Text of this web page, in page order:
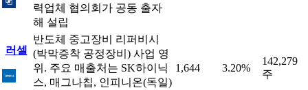
력업체 협의회가 공동 출자
해 설립
러셀
반도체 중고장비 리퍼비시
(박막증착 공정장비) 사업 영
위. 주요 매출처는 SK하이닉
스, 매그나칩, 인피니온(독일)
1,644 3.20%
142,279
주